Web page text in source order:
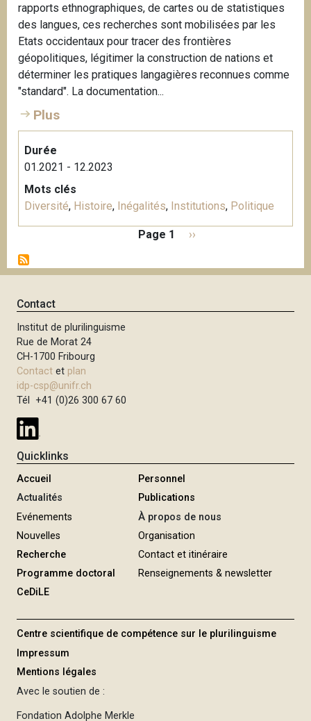
rapports ethnographiques, de cartes ou de statistiques
des langues, ces recherches sont mobilisées par les
Etats occidentaux pour tracer des frontières
géopolitiques, légitimer la construction de nations et
déterminer les pratiques langagières reconnues comme
"standard". La documentation...
Plus
Durée
01.2021 - 12.2023
Mots clés
Diversité, Histoire, Inégalités, Institutions, Politique
g
i
a
t
i
o
n
Page 1
P
g
››
Contact
Institut de plurilinguisme
Rue de Morat 24
CH-1700 Fribourg
Contact et plan
idp-csp@unifr.ch
Tél +41 (0)26 300 67 60
Quicklinks
Accueil
Actualités
Evénements
Nouvelles
Recherche
Programme doctoral
CeDiLE
Personnel
Publications
À propos de nous
Organisation
Contact et itinéraire
Renseignements & newsletter
Centre scientifique de compétence sur le plurilinguisme
Impressum
Mentions légales
Avec le soutien de :
Fondation Adolphe Merkle